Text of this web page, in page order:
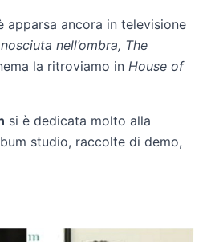
apparsa ancora in televisione
nell’ombra, The
la ritroviamo in House of
si è dedicata molto alla
studio, raccolte di demo,